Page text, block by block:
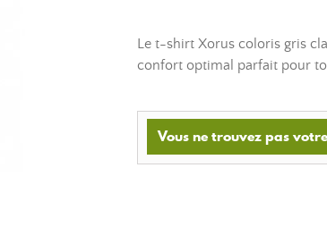
Le t-shirt Xorus coloris gris
confort optimal parfait pour
Vous ne trouvez pas